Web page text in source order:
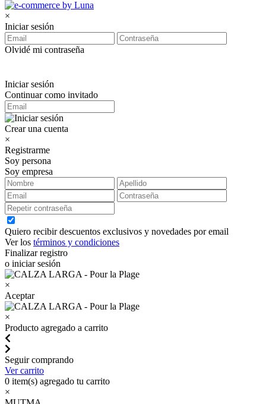
×
Iniciar sesión
Olvidé mi contraseña
Iniciar sesión
Continuar como invitado
Crear una cuenta
×
Registrarme
Soy persona
Soy empresa
Quiero recibir descuentos exclusivos y novedades por email
Ver los términos y condiciones
Finalizar registro
o iniciar sesión
×
Aceptar
×
Producto agregado a carrito
Seguir comprando
Ver carrito
0 item(s) agregado tu carrito
×